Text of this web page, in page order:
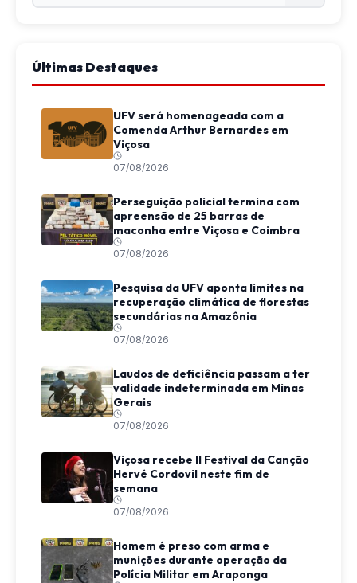
Últimas Destaques
UFV será homenageada com a
Comenda Arthur Bernardes em
Viçosa
07/08/2026
Perseguição policial termina com
apreensão de 25 barras de
maconha entre Viçosa e Coimbra
07/08/2026
Pesquisa da UFV aponta limites na
recuperação climática de florestas
secundárias na Amazônia
07/08/2026
Laudos de deficiência passam a ter
validade indeterminada em Minas
Gerais
07/08/2026
Viçosa recebe II Festival da Canção
Hervé Cordovil neste fim de
semana
07/08/2026
Homem é preso com arma e
munições durante operação da
Polícia Militar em Araponga